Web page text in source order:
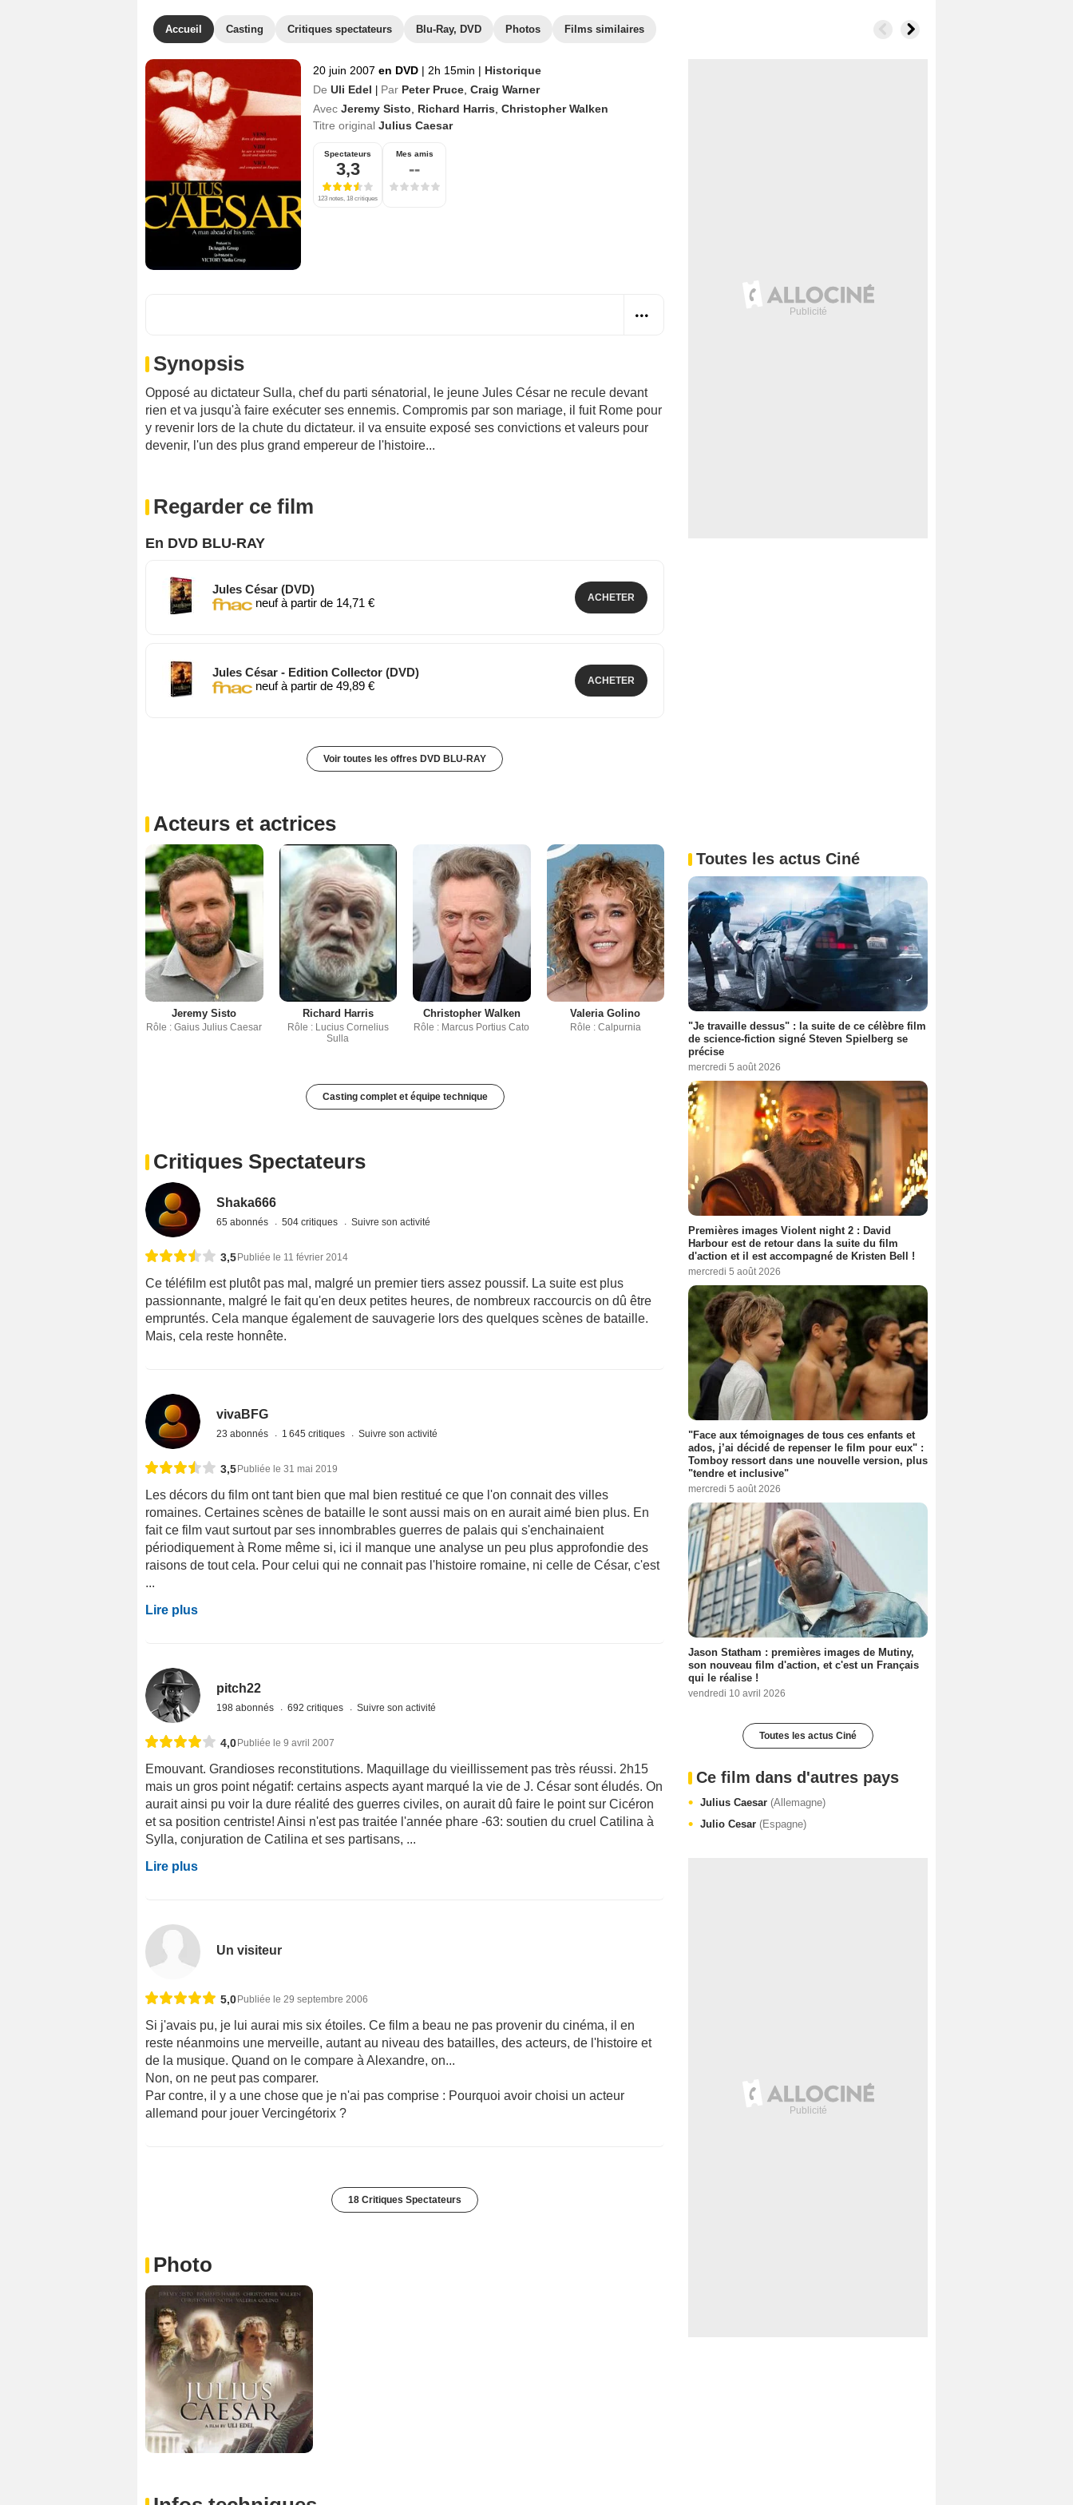
Accueil Casting Critiques spectateurs Blu-Ray, DVD Photos Films similaires
20 juin 2007 en DVD | 2h 15min | Historique
De Uli Edel Par Peter Pruce Craig Warner
Avec Jeremy Sisto Richard Harris Christopher Walken
Titre original Julius Caesar
Spectateurs
3,3
123 notes, 18 critiques
Mes amis
--
Synopsis
Opposé au dictateur Sulla, chef du parti sénatorial, le jeune Jules César ne recule devant
rien et va jusqu'à faire exécuter ses ennemis. Compromis par son mariage, il fuit Rome pour
y revenir lors de la chute du dictateur. il va ensuite exposé ses convictions et valeurs pour
devenir, l'un des plus grand empereur de l'histoire...
Regarder ce film
En DVD BLU-RAY
Jules César (DVD)
neuf à partir de 14,71 €
ACHETER
Jules César - Edition Collector (DVD)
neuf à partir de 49,89 €
ACHETER
Voir toutes les offres DVD BLU-RAY
Acteurs et actrices
Jeremy Sisto
Rôle : Gaius Julius Caesar
Richard Harris
Rôle : Lucius Cornelius
Sulla
Christopher Walken
Rôle : Marcus Portius Cato
Valeria Golino
Rôle : Calpurnia
Casting complet et équipe technique
Critiques Spectateurs
Shaka666
65 abonnés 504 critiques Suivre son activité
3,5 Publiée le 11 février 2014
Ce téléfilm est plutôt pas mal, malgré un premier tiers assez poussif. La suite est plus
passionnante, malgré le fait qu'en deux petites heures, de nombreux raccourcis on dû être
empruntés. Cela manque également de sauvagerie lors des quelques scènes de bataille.
Mais, cela reste honnête.
vivaBFG
23 abonnés 1 645 critiques Suivre son activité
3,5 Publiée le 31 mai 2019
Les décors du film ont tant bien que mal bien restitué ce que l'on connait des villes
romaines. Certaines scènes de bataille le sont aussi mais on en aurait aimé bien plus. En
fait ce film vaut surtout par ses innombrables guerres de palais qui s'enchainaient
périodiquement à Rome même si, ici il manque une analyse un peu plus approfondie des
raisons de tout cela. Pour celui qui ne connait pas l'histoire romaine, ni celle de César, c'est
...
Lire plus
pitch22
198 abonnés 692 critiques Suivre son activité
4,0 Publiée le 9 avril 2007
Emouvant. Grandioses reconstitutions. Maquillage du vieillissement pas très réussi. 2h15
mais un gros point négatif: certains aspects ayant marqué la vie de J. César sont éludés. On
aurait ainsi pu voir la dure réalité des guerres civiles, on aurait dû faire le point sur Cicéron
et sa position centriste! Ainsi n'est pas traitée l'année phare -63: soutien du cruel Catilina à
Sylla, conjuration de Catilina et ses partisans, ...
Lire plus
Un visiteur
5,0 Publiée le 29 septembre 2006
Si j'avais pu, je lui aurai mis six étoiles. Ce film a beau ne pas provenir du cinéma, il en
reste néanmoins une merveille, autant au niveau des batailles, des acteurs, de l'histoire et
de la musique. Quand on le compare à Alexandre, on...
Non, on ne peut pas comparer.
Par contre, il y a une chose que je n'ai pas comprise : Pourquoi avoir choisi un acteur
allemand pour jouer Vercingétorix ?
18 Critiques Spectateurs
Photo
Toutes les actus Ciné
"Je travaille dessus" : la suite de ce célèbre film
de science-fiction signé Steven Spielberg se
précise
mercredi 5 août 2026
Premières images Violent night 2 : David
Harbour est de retour dans la suite du film
d'action et il est accompagné de Kristen Bell !
mercredi 5 août 2026
"Face aux témoignages de tous ces enfants et
ados, j’ai décidé de repenser le film pour eux" :
Tomboy ressort dans une nouvelle version, plus
"tendre et inclusive"
mercredi 5 août 2026
Jason Statham : premières images de Mutiny,
son nouveau film d'action, et c'est un Français
qui le réalise !
vendredi 10 avril 2026
Toutes les actus Ciné
Ce film dans d'autres pays
Julius Caesar (Allemagne)
Julio Cesar (Espagne)